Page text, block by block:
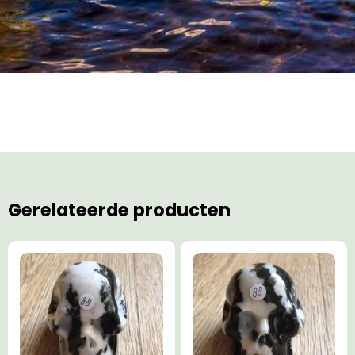
Gerelateerde producten